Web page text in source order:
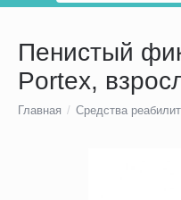
Пенистый
Portex,
Главная / Средства